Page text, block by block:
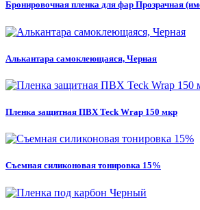
Бронировочная пленка для фар Прозрачная
Алькантара самоклеющаяся, Черная
Пленка защитная ПВХ Teck Wrap 150 мкр
Съемная силиконовая тонировка 15%